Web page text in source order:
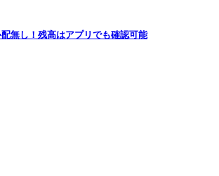
無し！残高はアプリでも確認可能